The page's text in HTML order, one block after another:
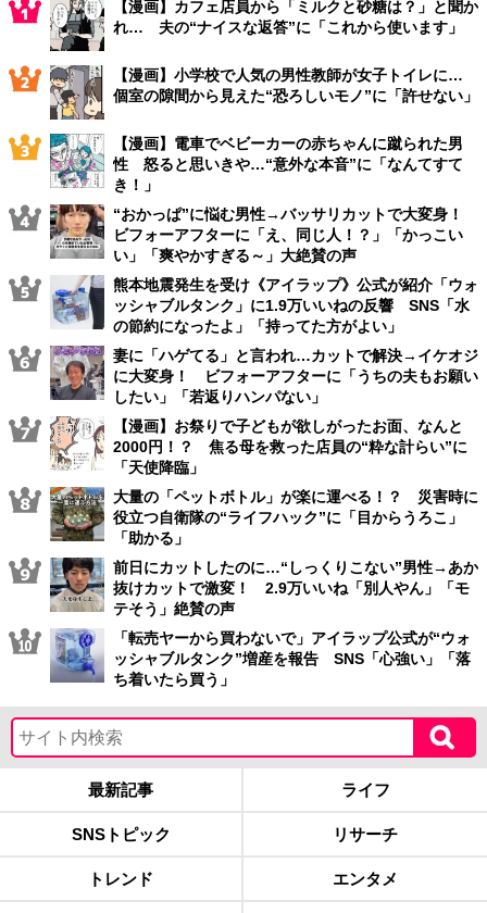
【漫画】カフェ店員から「ミルクと砂糖は？」と聞か
れ… 夫の“ナイスな返答”に「これから使います」
【漫画】小学校で人気の男性教師が女子トイレに…
個室の隙間から見えた“恐ろしいモノ”に「許せない」
【漫画】電車でベビーカーの赤ちゃんに蹴られた男
性 怒ると思いきや…“意外な本音”に「なんてすて
き！」
“おかっぱ”に悩む男性→バッサリカットで大変身！
ビフォーアフターに「え、同じ人！？」「かっこい
い」「爽やかすぎる～」大絶賛の声
熊本地震発生を受け《アイラップ》公式が紹介「ウォ
ッシャブルタンク」に1.9万いいねの反響 SNS「水
の節約になったよ」「持ってた方がよい」
妻に「ハゲてる」と言われ…カットで解決→イケオジ
に大変身！ ビフォーアフターに「うちの夫もお願い
したい」「若返りハンパない」
【漫画】お祭りで子どもが欲しがったお面、なんと
2000円！？ 焦る母を救った店員の“粋な計らい”に
「天使降臨」
大量の「ペットボトル」が楽に運べる！？ 災害時に
役立つ自衛隊の“ライフハック”に「目からうろこ」
「助かる」
前日にカットしたのに…“しっくりこない”男性→あか
抜けカットで激変！ 2.9万いいね「別人やん」「モ
テそう」絶賛の声
「転売ヤーから買わないで」アイラップ公式が“ウォ
ッシャブルタンク”増産を報告 SNS「心強い」「落
ち着いたら買う」
最新記事 ライフ
SNSトピック リサーチ
トレンド エンタメ